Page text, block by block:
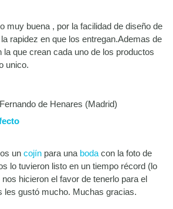
muy buena , por la facilidad de diseño de
rapidez en que los entregan.Ademas de
la que crean cada uno de los productos
unico.
de Henares (Madrid)
un cojín para una boda con la foto de
lo tuvieron listo en un tiempo récord (lo
hicieron el favor de tenerlo para el
les gustó mucho. Muchas gracias.